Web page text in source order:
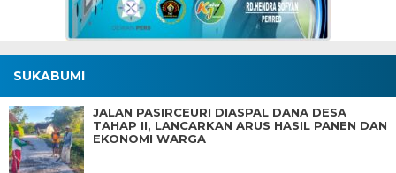
SUKABUMI
JALAN PASIRCEURI DIASPAL DANA DESA
TAHAP II, LANCARKAN ARUS HASIL PANEN DAN
EKONOMI WARGA